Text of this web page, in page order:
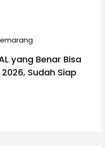
yang Benar Bisa
Sudah Siap